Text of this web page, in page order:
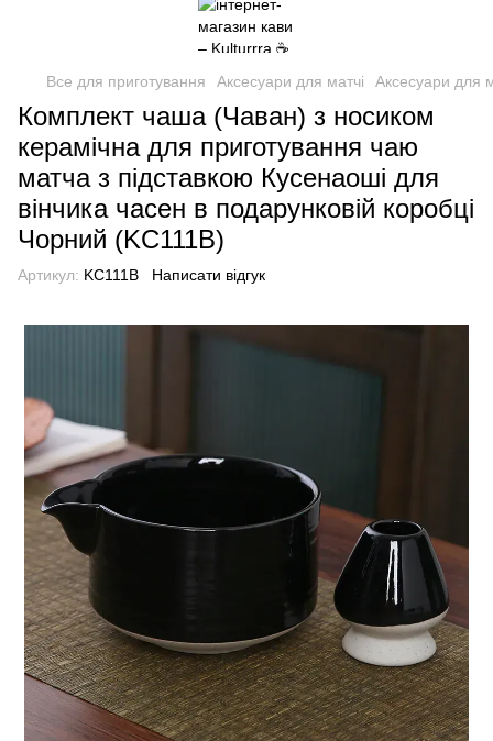
Все для приготування Аксесуари для матчі Аксесуари для
Комплект чаша (Чаван) з носиком
керамічна для приготування чаю
матча з підставкою Кусенаоші для
вінчика часен в подарунковій коробці
Чорний (KC111B)
Артикул: KC111B Написати відгук